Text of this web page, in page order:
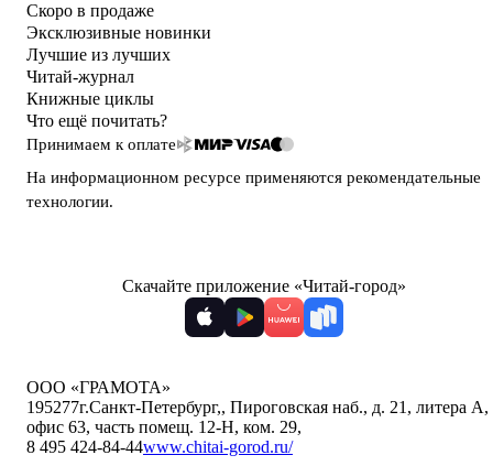
Скоро в продаже
Эксклюзивные новинки
Лучшие из лучших
Читай-журнал
Книжные циклы
Что ещё почитать?
Принимаем к оплате
На информационном ресурсе применяются рекомендательные
технологии.
Скачайте приложение «Читай-город»
ООО «ГРАМОТА»
195277г.Санкт-Петербург,, Пироговская наб., д. 21, литера А,
офис 63, часть помещ. 12-Н, ком. 29,
8 495 424-84-44www.chitai-gorod.ru/